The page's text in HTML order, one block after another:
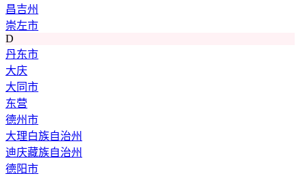
昌吉州
崇左市
D
丹东市
大庆
大同市
东营
德州市
大理白族自治州
迪庆藏族自治州
德阳市